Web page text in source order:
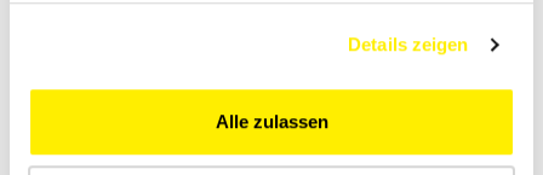
Details zeigen
Alle zulassen